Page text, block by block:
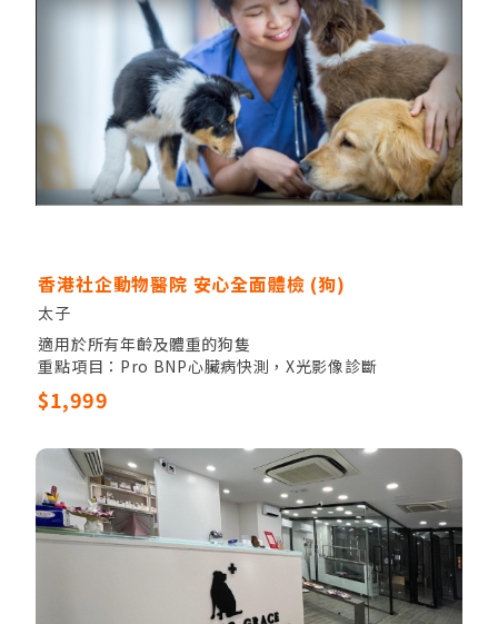
香港社企動物醫院 安心全面體檢 (狗)
太子
適用於所有年齡及體重的狗隻
重點項目：Pro BNP心臟病快測，X光影像診斷
其他項目：獸醫觸診，全血細胞計數，24項生化指數
$1,999